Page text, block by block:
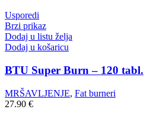
Usporedi
Brzi prikaz
Dodaj u listu želja
Dodaj u košaricu
BTU Super Burn – 120 tabl.
MRŠAVLJENJE, Fat burneri
27.90 €